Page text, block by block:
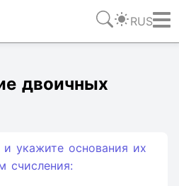
RUS
двоичных
и укажите основания их
счиcления: